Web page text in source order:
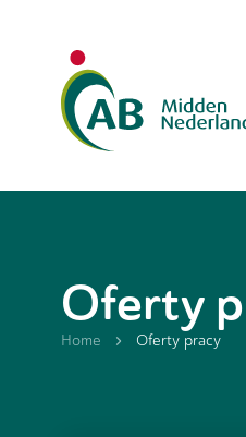
Oferty
Home Oferty pracy